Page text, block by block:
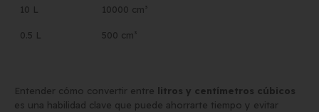
10 L 10000 cm³
0.5 L 500 cm³
Entender cómo convertir entre litros y centímetros cúbicos
es una habilidad clave que puede ahorrarte tiempo y evitar